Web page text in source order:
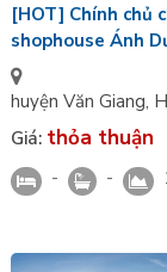
[HOT] Chính chủ
shophouse Ánh
góc 120m2
huyện Văn Giang,
Giá: thỏa thuận
- -